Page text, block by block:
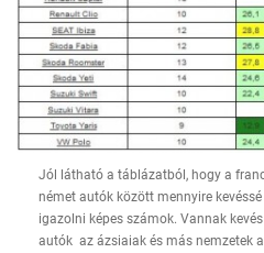
Jól látható a táblázatból, hogy a
német autók között mennyire
igazolni képes számok. Vannak
autók az ázsiaiak és más nemzetek